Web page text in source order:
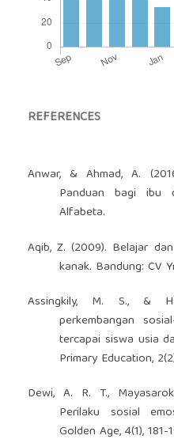
REFERENCES
Anwar, & Ahmad, A.
Panduan bagi ibu
Alfabeta.
Aqib, Z. (2009). Belajar
kanak. Bandung: CV
Assingkily, M. S., &
perkembangan
tercapai siswa usia
Primary Education,
Dewi, A. R. T.,
Perilaku sosial
Golden Age, 4(1), 181-